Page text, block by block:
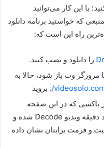
با این کار می‌توانید
که خواستید برنامه دانلود
راه این است که:
را دانلود و نصب کنید.
مرورگر وب باز شود، حالا به
. بروید
باکسی که در این صفحه
هست جایگذاری کنید. بعد از چند دقیقه ویدیو Decode شده و
و فرمت برایتان نشان داده